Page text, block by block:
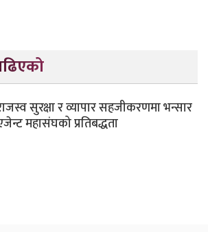
सुरक्षा र व्यापार सहजीकरणमा भन्सार
महासंघको प्रतिबद्धता